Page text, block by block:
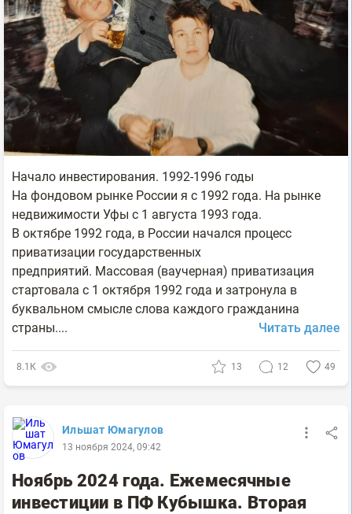
Начало инвестирования. 1992-1996 годы
На фондовом рынке России я с 1992 года. На рынке
недвижимости Уфы с 1 августа 1993 года.
В октябре 1992 года, в России начался процесс
приватизации государственных
предприятий. Массовая (ваучерная) приватизация
стартовала с 1 октября 1992 года и затронула в
буквальном смысле слова каждого гражданина
страны....
Читать далее
8.1К 13 12 49
Ильшат Юмагулов
13 ноября 2024, 09:42
Ноябрь 2024 года. Ежемесячные
инвестиции в ПФ Кубышка. Вторая